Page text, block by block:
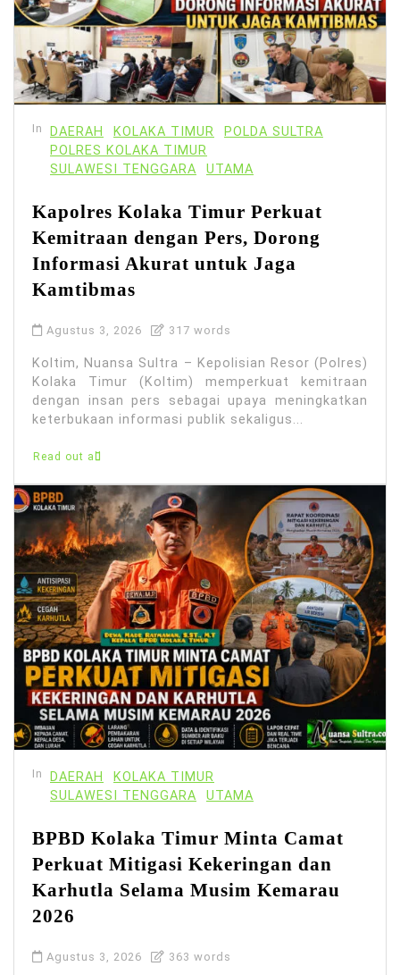
In DAERAH KOLAKA TIMUR
POLDA SULTRA
POLRES KOLAKA TIMUR
SULAWESI TENGGARA
UTAMA
Kapolres Kolaka Timur Perkuat
Kemitraan dengan Pers, Dorong
Informasi Akurat untuk Jaga
Kamtibmas
Agustus 3, 2026 317 words
Koltim, Nuansa Sultra – Kepolisian Resor (Polres)
Kolaka Timur (Koltim) memperkuat kemitraan
dengan insan pers sebagai upaya meningkatkan
keterbukaan informasi publik sekaligus...
Read out all
In DAERAH
KOLAKA TIMUR
SULAWESI TENGGARA
UTAMA
BPBD Kolaka Timur Minta Camat
Perkuat Mitigasi Kekeringan dan
Karhutla Selama Musim Kemarau
2026
Agustus 3, 2026 363 words